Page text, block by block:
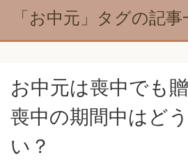
「お中元」タグの記事
お中元は喪中でも
喪中の期間中はど
い？